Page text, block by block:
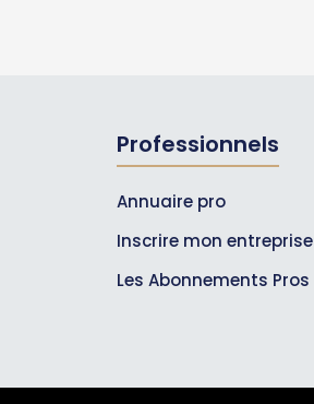
Professionnels
Annuaire pro
Inscrire mon entreprise
Les Abonnements Pros